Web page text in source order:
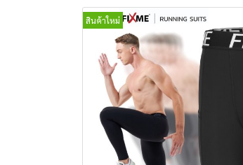
สินค้าใหม่